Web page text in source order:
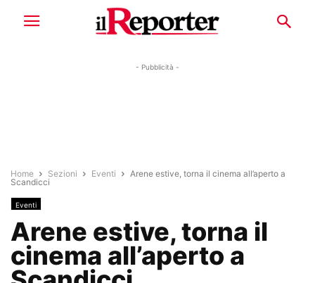
- Pubblicità -
Home Sezioni Eventi
Arene estive, torna il cinema all’aperto a
Scandicci
Eventi
Arene estive, torna il
cinema all’aperto a